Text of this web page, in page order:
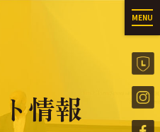
MENU
情報